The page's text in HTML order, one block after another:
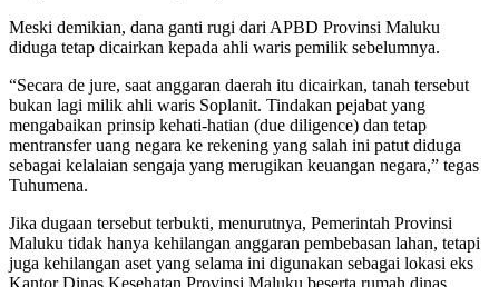
Meski demikian, dana ganti rugi dari APBD Provinsi Maluku
diduga tetap dicairkan kepada ahli waris pemilik sebelumnya.
“Secara de jure, saat anggaran daerah itu dicairkan, tanah tersebut
bukan lagi milik ahli waris Soplanit. Tindakan pejabat yang
mengabaikan prinsip kehati-hatian (due diligence) dan tetap
mentransfer uang negara ke rekening yang salah ini patut diduga
sebagai kelalaian sengaja yang merugikan keuangan negara,” tegas
Tuhumena.
Jika dugaan tersebut terbukti, menurutnya, Pemerintah Provinsi
Maluku tidak hanya kehilangan anggaran pembebasan lahan, tetapi
juga kehilangan aset yang selama ini digunakan sebagai lokasi eks
Kantor Dinas Kesehatan Provinsi Maluku beserta rumah dinas